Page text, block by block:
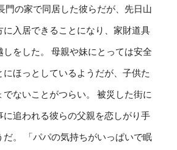
門の家で同居した彼らだが、先日山
に入居できることになり、家財道具
をした。 母親や妹にとっては安全
にほっとしているようだが、子供た
ないことがつらい。 被災した街に
に追われる彼らの父親を恋しがり手
だ。 「パパの気持ちがいっぱいで眠